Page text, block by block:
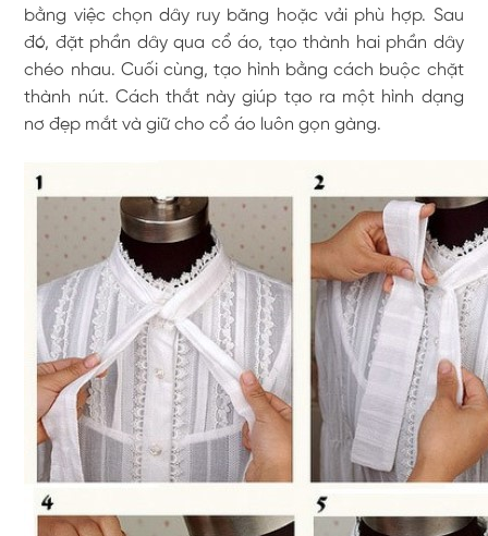
bằng việc chọn dây ruy băng hoặc vải phù hợp. Sau
đó, đặt phần dây qua cổ áo, tạo thành hai phần dây
chéo nhau. Cuối cùng, tạo hình bằng cách buộc chặt
thành nút. Cách thắt này giúp tạo ra một hình dạng
nơ đẹp mắt và giữ cho cổ áo luôn gọn gàng.